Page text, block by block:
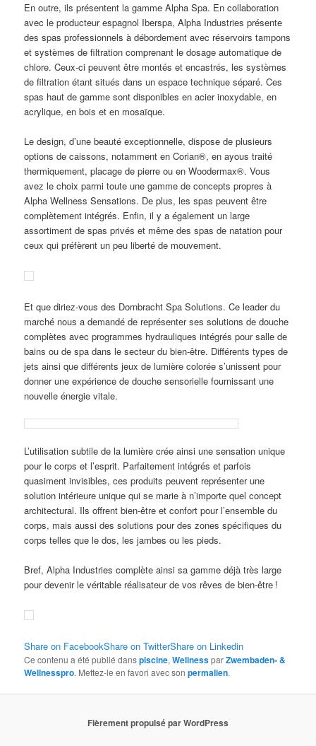
En outre, ils présentent la gamme Alpha Spa. En collaboration
avec le producteur espagnol Iberspa, Alpha Industries présente
des spas professionnels à débordement avec réservoirs tampons
et systèmes de filtration comprenant le dosage automatique de
chlore. Ceux-ci peuvent être montés et encastrés, les systèmes
de filtration étant situés dans un espace technique séparé. Ces
spas haut de gamme sont disponibles en acier inoxydable, en
acrylique, en bois et en mosaïque.
Le design, d’une beauté exceptionnelle, dispose de plusieurs
options de caissons, notamment en Corian®,en ayous traité
thermiquement, placage de pierre ou en Woodermax®. Vous
avez le choix parmi toute une gamme de concepts propres à
Alpha Wellness Sensations. De plus, les spas peuvent être
complètement intégrés. Enfin, il y a également un large
assortiment de spas privés et même des spas de natation pour
ceux qui préfèrent un peu liberté de mouvement.
Et que diriez-vous des Dornbracht Spa Solutions. Ce leader du
marché nous a demandé de représenter ses solutions de douche
complètes avec programmes hydrauliques intégrés pour salle de
bains ou de spa dans le secteur du bien-être. Différents types de
jets ainsi que différents jeux de lumière colorée s’unissent pour
donner une expérience de douche sensorielle fournissant une
nouvelle énergie vitale.
L’utilisation subtile de la lumière crée ainsi une sensation unique
pour le corps et l’esprit. Parfaitement intégrés et parfois
quasiment invisibles, ces produits peuvent représenter une
solution intérieure unique qui se marie à n’importe quel concept
architectural. Ils offrent bien-être et confort pour l’ensemble du
corps, mais aussi des solutions pour des zones spécifiques du
corps telles que le dos, les jambes ou les pieds.
Bref, Alpha Industries complète ainsi sa gamme déjà très large
pour devenir le véritable réalisateur de vos rêves de bien-être !
Share on FacebookShare on TwitterShare on Linkedin
Ce contenu a été publié danspiscine,WellnessparZwembaden- &
Wellnesspro. Mettez-le en favori avec sonpermalien.
Fièrement propulsé par WordPress